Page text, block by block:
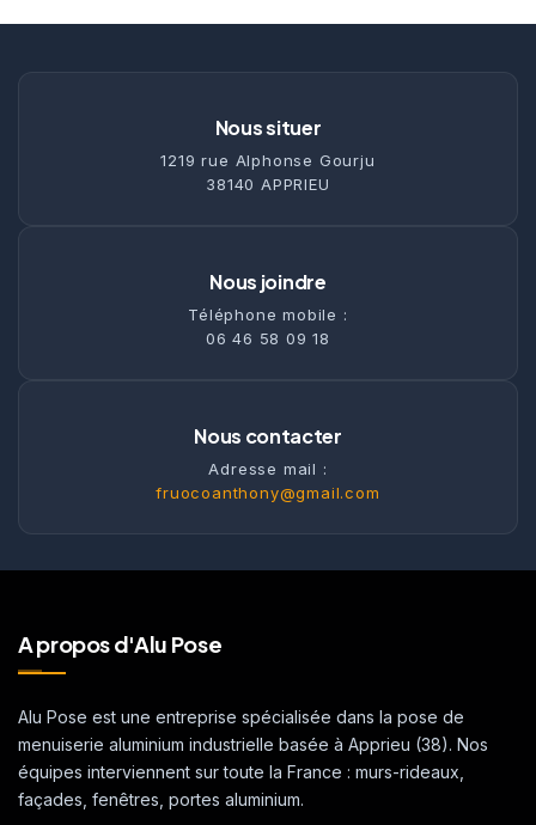
Nous situer
1219 rue Alphonse Gourju
38140 APPRIEU
Nous joindre
Téléphone mobile :
06 46 58 09 18
Nous contacter
Adresse mail :
fruocoanthony@gmail.com
A propos d'Alu Pose
Alu Pose est une entreprise spécialisée dans la pose de
menuiserie aluminium industrielle basée à Apprieu (38). Nos
équipes interviennent sur toute la France : murs-rideaux,
façades, fenêtres, portes aluminium.